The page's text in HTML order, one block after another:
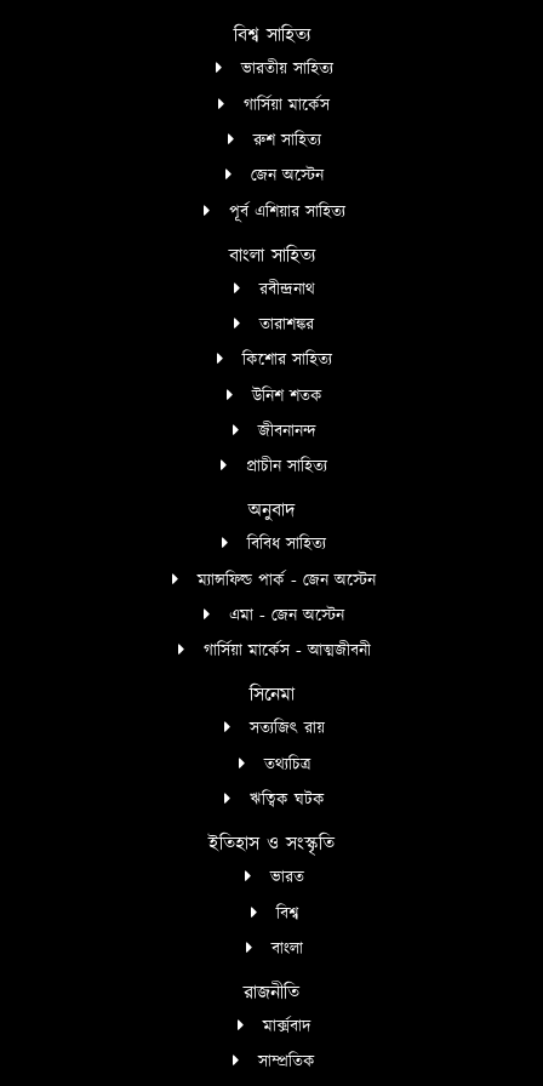
বিশ্ব সাহিত্য
ভারতীয় সাহিত্য
গার্সিয়া মার্কেস
রুশ সাহিত্য
জেন অস্টেন
পূর্ব এশিয়ার সাহিত্য
বাংলা সাহিত্য
রবীন্দ্রনাথ
তারাশঙ্কর
কিশোর সাহিত্য
উনিশ শতক
জীবনানন্দ
প্রাচীন সাহিত্য
অনুবাদ
বিবিধ সাহিত্য
ম্যান্সফিল্ড পার্ক - জেন অস্টেন
এমা - জেন অস্টেন
গার্সিয়া মার্কেস - আত্মজীবনী
সিনেমা
সত্যজিৎ রায়
তথ্যচিত্র
ঋত্বিক ঘটক
ইতিহাস ও সংস্কৃতি
ভারত
বিশ্ব
বাংলা
রাজনীতি
মার্ক্সবাদ
সাম্প্রতিক